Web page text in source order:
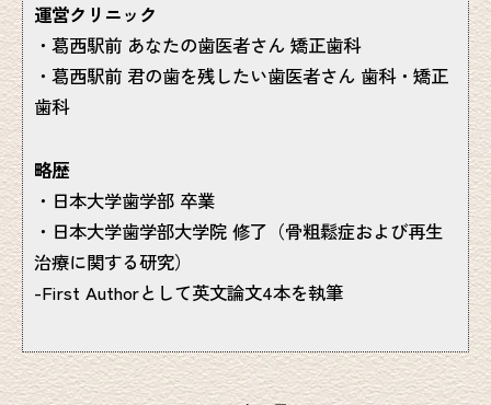
運営クリニック
・葛西駅前 あなたの歯医者さん 矯正歯科
・葛西駅前 君の歯を残したい歯医者さん 歯科・矯正
歯科
略歴
・日本大学歯学部 卒業
・日本大学歯学部大学院 修了（骨粗鬆症および再生
治療に関する研究）
-First Authorとして英文論文4本を執筆